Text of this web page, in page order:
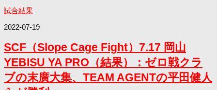
試合結果
2022-07-19
SCF（Slope Cage Fight）7.17 岡山
YEBISU YA PRO（結果）：ゼロ戦クラ
ブの末廣大集、TEAM AGENTの平田健人